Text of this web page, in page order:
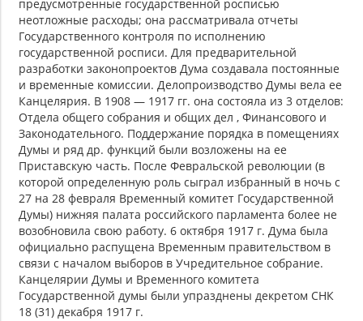
предусмотренные государственной росписью
неотложные расходы; она рассматривала отчеты
Государственного контроля по исполнению
государственной росписи. Для предварительной
разработки законопроектов Дума создавала постоянные
и временные комиссии. Делопроизводство Думы вела ее
Канцелярия. В 1908 — 1917 гг. она состояла из 3 отделов:
Отдела общего собрания и общих дел , Финансового и
Законодательного. Поддержание порядка в помещениях
Думы и ряд др. функций были возложены на ее
Приставскую часть. После Февральской революции (в
которой определенную роль сыграл избранный в ночь с
27 на 28 февраля Временный комитет Государственной
Думы) нижняя палата российского парламента более не
возобновила свою работу. 6 октября 1917 г. Дума была
официально распущена Временным правительством в
связи с началом выборов в Учредительное собрание.
Канцелярии Думы и Временного комитета
Государственной думы были упразднены декретом СНК
18 (31) декабря 1917 г.